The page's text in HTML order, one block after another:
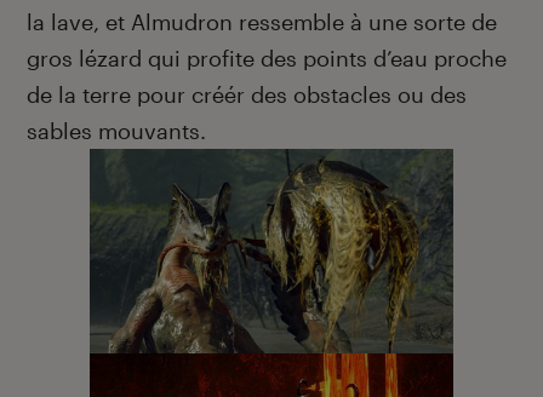
la lave, et Almudron ressemble à une sorte de
gros lézard qui profite des points d’eau proche
de la terre pour créér des obstacles ou des
sables mouvants.